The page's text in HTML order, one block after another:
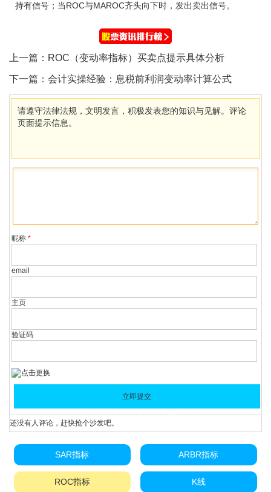
持有信号；当ROC与MAROC齐头向下时，发出卖出信号。
上一篇： ROC（变动率指标）买卖点提示具体分析
下一篇： 会计实操经验：息税前利润变动率计算公式
请遵守法律法规，文明发言，积极发表您的知识与见解。评论
页面提示信息。
昵称*
email
主页
验证码
还没有人评论，赶快抢个沙发吧。
SAR指标 ARBR指标
ROC指标 K线